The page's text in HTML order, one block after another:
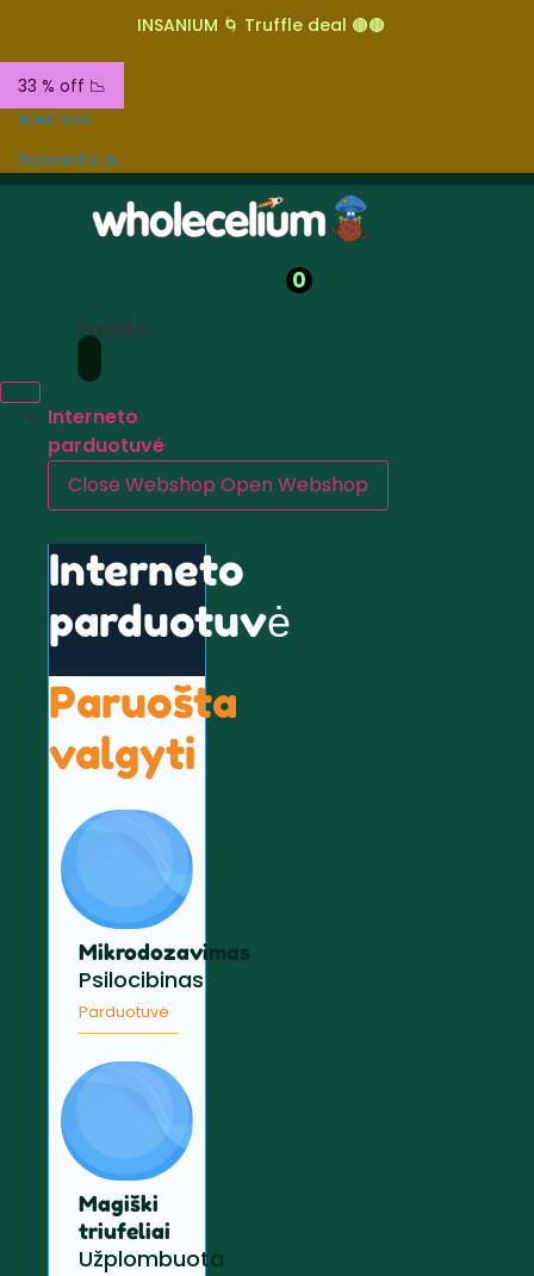
INSANIUM 🌀 Truffle deal 🟤🟤
33 % off 📉
Apie mus
Susisiekite su
0
Paieška
Interneto
parduotuvė
Close Webshop Open Webshop
Interneto
parduotuvė
Paruošta
valgyti
Mikrodozavimas
Psilocibinas
Parduotuvė
Magiški
triufeliai
Užplombuota